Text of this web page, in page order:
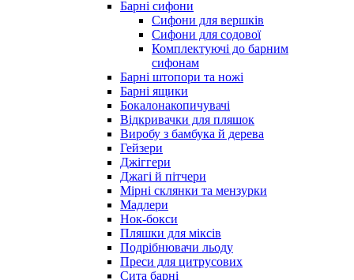
Барні сифони
Сифони для вершків
Сифони для содової
Комплектуючі до барним
сифонам
Барні штопори та ножі
Барні ящики
Бокалонакопичувачі
Відкривачки для пляшок
Виробу з бамбука й дерева
Гейзери
Джіггери
Джагі й пітчери
Мірні склянки та мензурки
Мадлери
Нок-бокси
Пляшки для міксів
Подрібнювачи льоду
Преси для цитрусових
Сита барні